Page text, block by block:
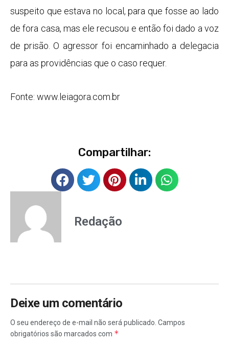
suspeito que estava no local, para que fosse ao lado
de fora casa, mas ele recusou e então foi dado a voz
de prisão. O agressor foi encaminhado a delegacia
para as providências que o caso requer.
Fonte: www.leiagora.com.br
Compartilhar:
Redação
Deixe um comentário
O seu endereço de e-mail não será publicado. Campos
obrigatórios são marcados com *